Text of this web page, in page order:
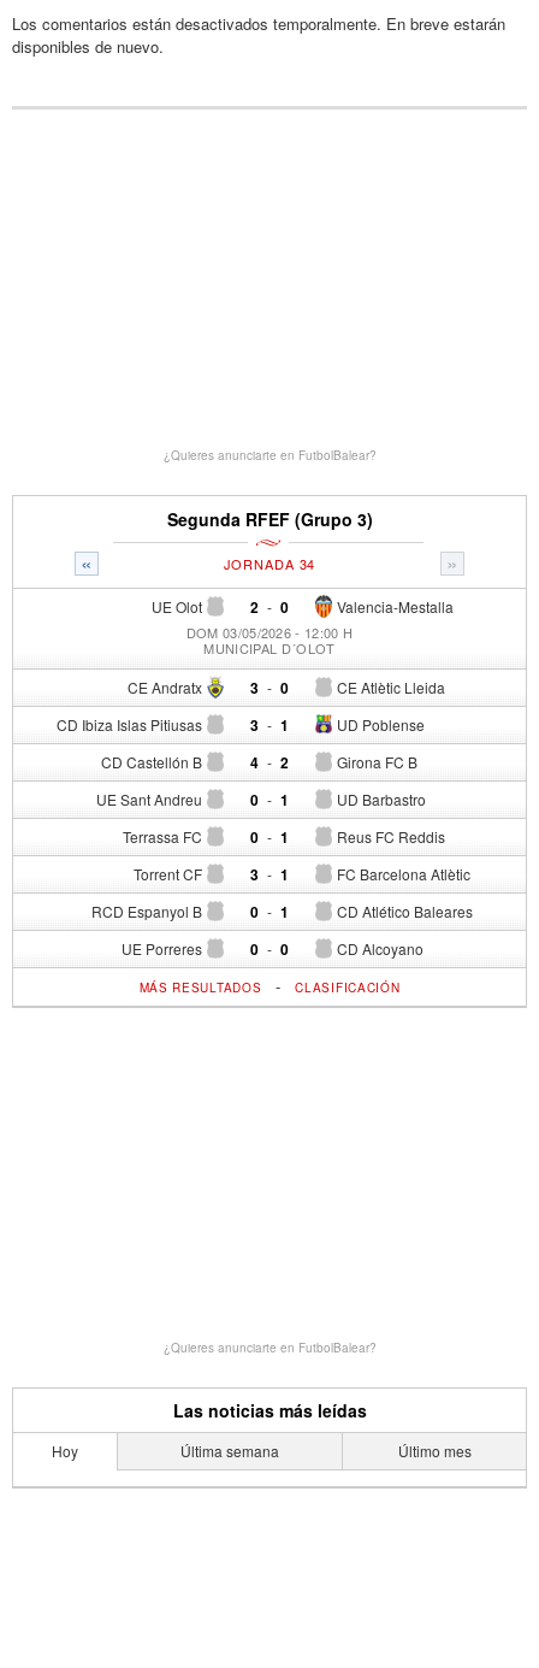
Los comentarios están desactivados temporalmente. En breve estarán
disponibles de nuevo.
¿Quieres anunciarte en FutbolBalear?
Segunda RFEF (Grupo 3)
« »
JORNADA 34
UE Olot 2 - Valencia-Mestalla
0
DOM 03/05/2026 - 12:00 H
MUNICIPAL D´OLOT
CE Andratx 3 - CE Atlètic Lleida
0
CD Ibiza Islas Pitiusas 3 - UD Poblense
1
CD Castellón B 4 - Girona FC B
2
UE Sant Andreu 0 - UD Barbastro
1
Terrassa FC 0 - Reus FC Reddis
1
Torrent CF 3 - FC Barcelona Atlètic
1
RCD Espanyol B 0 - CD Atlético Baleares
1
UE Porreres 0 - CD Alcoyano
0
MÁS RESULTADOS -CLASIFICACIÓN
¿Quieres anunciarte en FutbolBalear?
Las noticias más leídas
Hoy Última semana Último mes